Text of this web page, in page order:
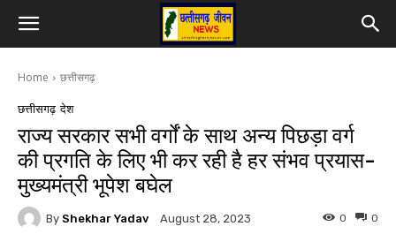
Home छत्तीसगढ़
छत्तीसगढ़ देश
राज्य सरकार सभी वर्गों के साथ अन्य पिछड़ा वर्ग
की प्रगति के लिए भी कर रही है हर संभव प्रयास-
मुख्यमंत्री भूपेश बघेल
By Shekhar Yadav August 28, 2023 0
0